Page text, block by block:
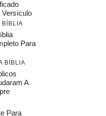
Versículo
BÍBLIA
Para
BÍBLIA
A
Para